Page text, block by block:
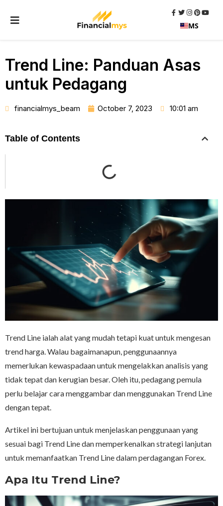
MS
Trend Line: Panduan Asas
untuk Pedagang
financialmys_beam October 7, 2023 10:01 am
Table of Contents
Trend Line ialah alat yang mudah tetapi kuat untuk mengesan
trend harga. Walau bagaimanapun, penggunaannya
memerlukan kewaspadaan untuk mengelakkan analisis yang
tidak tepat dan kerugian besar. Oleh itu, pedagang pemula
perlu belajar cara menggambar dan menggunakan Trend Line
dengan tepat.
Artikel ini bertujuan untuk menjelaskan penggunaan yang
sesuai bagi Trend Line dan memperkenalkan strategi lanjutan
untuk memanfaatkan Trend Line dalam perdagangan Forex.
Apa Itu Trend Line?